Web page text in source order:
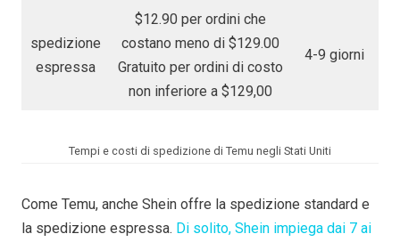
spedizione
espressa
$12.90 per ordini che
costano meno di $129.00
Gratuito per ordini di costo
non inferiore a $129,00
4-9 giorni
Tempi e costi di spedizione di Temu negli Stati Uniti
Come Temu, anche Shein offre la spedizione standard e
la spedizione espressa. Di solito, Shein impiega dai 7 ai